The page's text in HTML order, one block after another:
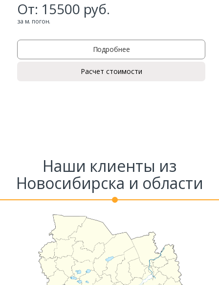
От: 15500 руб.
за м. погон.
Подробнее
Расчет стоимости
Наши клиенты из
Новосибирска и области